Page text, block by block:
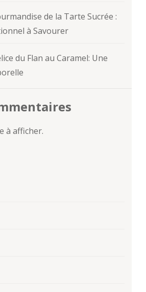
de la Tarte Sucrée :
à Savourer
du Flan au Caramel: Une
à afficher.